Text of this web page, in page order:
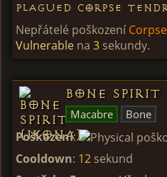
Plagued Corpse
Nepřátelé poškození
Vulnerable na 3 sekundy.
Bone Spirit
Macabre Bone
Poškození:
Cooldown: 12 sekund